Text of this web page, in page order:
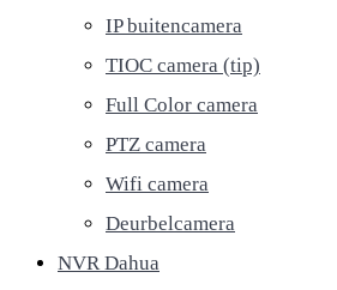
IP buitencamera
TIOC camera (tip)
Full Color camera
PTZ camera
Wifi camera
Deurbelcamera
NVR Dahua